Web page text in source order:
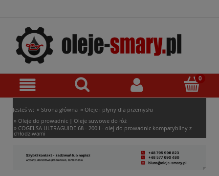
Jesteś w: » Strona główna » Oleje i płyny dla przemysłu
» Oleje do prowadnic | Oleje suwowe do łóż
» COGELSA ULTRAGUIDE 68 - 200 l - olej do prowadnic kompatybilny z
chłodziwami